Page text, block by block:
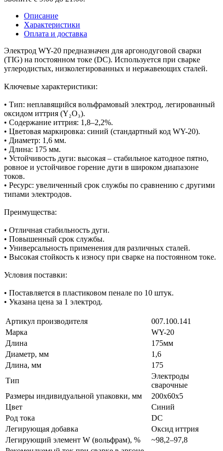
Описание
Характеристики
Оплата и доставка
Электрод WY-20 предназначен для аргонодуговой сварки
(TIG) на постоянном токе (DC). Используется при сварке
углеродистых, низколегированных и нержавеющих сталей.
Ключевые характеристики:
• Тип: неплавящийся вольфрамовый электрод, легированный
оксидом иттрия (Y₂O₃).
• Содержание иттрия: 1,8–2,2%.
• Цветовая маркировка: синий (стандартный код WY-20).
• Диаметр: 1,6 мм.
• Длина: 175 мм.
• Устойчивость дуги: высокая – стабильное катодное пятно,
ровное и устойчивое горение дуги в широком диапазоне
токов.
• Ресурс: увеличенный срок службы по сравнению с другими
типами электродов.
Преимущества:
• Отличная стабильность дуги.
• Повышенный срок службы.
• Универсальность применения для различных сталей.
• Высокая стойкость к износу при сварке на постоянном токе.
Условия поставки:
• Поставляется в пластиковом пенале по 10 штук.
• Указана цена за 1 электрод.
Артикул производителя
007.100.141
Марка
WY-20
Длина
175мм
Диаметр, мм
1,6
Длина, мм
175
Тип
Электроды
сварочные
Размеры индивидуальной упаковки, мм
200х60х5
Цвет
Синий
Род тока
DC
Легирующая добавка
Оксид иттрия
Легирующий элемент W (вольфрам), %
~98,2–97,8